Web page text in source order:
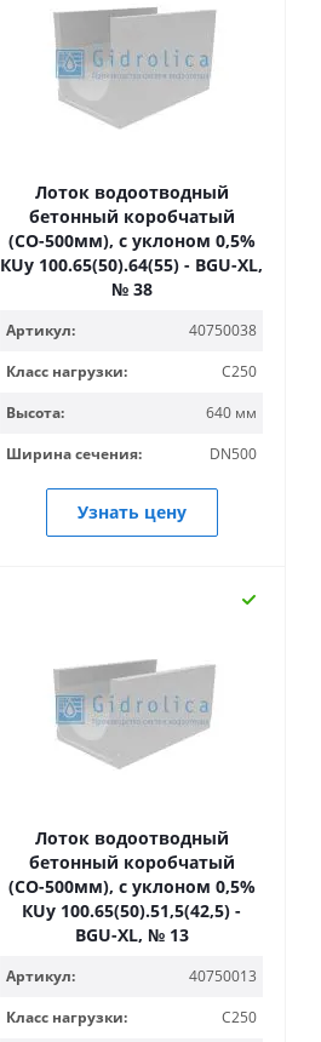
Лоток водоотводный
бетонный коробчатый
(СО-500мм), с уклоном 0,5%
КUу 100.65(50).64(55) - BGU-XL,
№ 38
Артикул:
40750038
Класс нагрузки:
C250
Высота:
640 мм
Ширина сечения:
DN500
Узнать цену
Лоток водоотводный
бетонный коробчатый
(СО-500мм), с уклоном 0,5%
КUу 100.65(50).51,5(42,5) -
BGU-XL, № 13
Артикул:
40750013
Класс нагрузки:
C250